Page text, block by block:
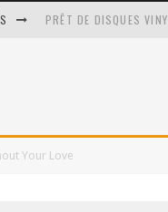
PRÊT DE DISQUES
VENTE AUX
Your Love